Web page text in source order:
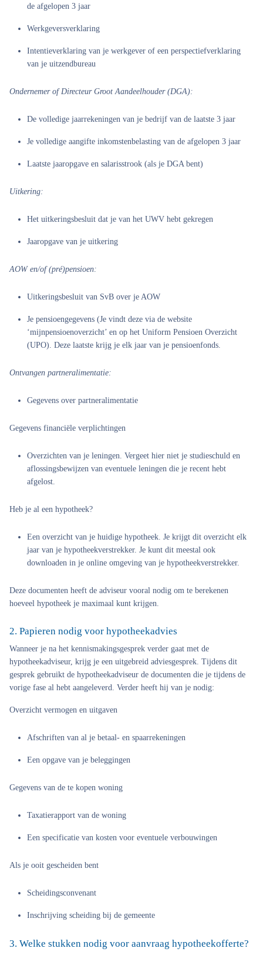
de afgelopen 3 jaar
Werkgeversverklaring
Intentieverklaring van je werkgever of een perspectiefverklaring
van je uitzendbureau
Ondernemer of Directeur Groot Aandeelhouder (DGA):
De volledige jaarrekeningen van je bedrijf van de laatste 3 jaar
Je volledige aangifte inkomstenbelasting van de afgelopen 3 jaar
Laatste jaaropgave en salarisstrook (als je DGA bent)
Uitkering:
Het uitkeringsbesluit dat je van het UWV hebt gekregen
Jaaropgave van je uitkering
AOW en/of (pré)pensioen:
Uitkeringsbesluit van SvB over je AOW
Je pensioengegevens (Je vindt deze via de website
‘mijnpensioenoverzicht’ en op het Uniform Pensioen Overzicht
(UPO). Deze laatste krijg je elk jaar van je pensioenfonds.
Ontvangen partneralimentatie:
Gegevens over partneralimentatie
Gegevens financiële verplichtingen
Overzichten van je leningen. Vergeet hier niet je studieschuld en
aflossingsbewijzen van eventuele leningen die je recent hebt
afgelost.
Heb je al een hypotheek?
Een overzicht van je huidige hypotheek. Je krijgt dit overzicht elk
jaar van je hypotheekverstrekker. Je kunt dit meestal ook
downloaden in je online omgeving van je hypotheekverstrekker.
Deze documenten heeft de adviseur vooral nodig om te berekenen
hoeveel hypotheek je maximaal kunt krijgen.
2. Papieren nodig voor hypotheekadvies
Wanneer je na het kennismakingsgesprek verder gaat met de
hypotheekadviseur, krijg je een uitgebreid adviesgesprek. Tijdens dit
gesprek gebruikt de hypotheekadviseur de documenten die je tijdens de
vorige fase al hebt aangeleverd. Verder heeft hij van je nodig:
Overzicht vermogen en uitgaven
Afschriften van al je betaal- en spaarrekeningen
Een opgave van je beleggingen
Gegevens van de te kopen woning
Taxatierapport van de woning
Een specificatie van kosten voor eventuele verbouwingen
Als je ooit gescheiden bent
Scheidingsconvenant
Inschrijving scheiding bij de gemeente
3. Welke stukken nodig voor aanvraag hypotheekofferte?